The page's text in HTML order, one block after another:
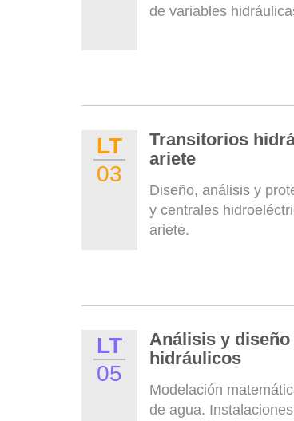
de variables
LT
03
Transitorios
ariete
Diseño, análisis y
y centrales
ariete.
LT
05
Análisis y
hidráulicos
Modelación
de agua.